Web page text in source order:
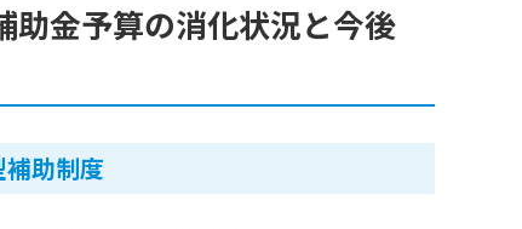
助金予算の消化状況と今後
助制度